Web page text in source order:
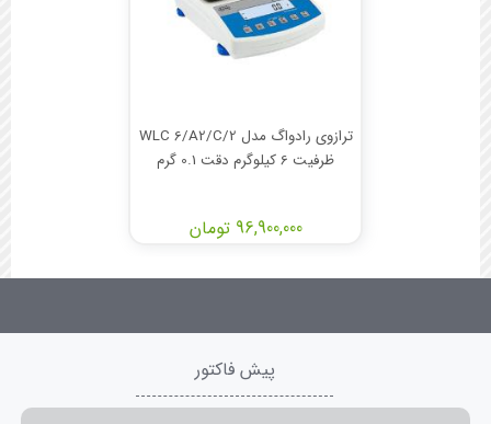
ترازوی رادواگ مدل WLC 6/A2/C/2
ظرفیت 6 کیلوگرم دقت 0.1 گرم
96,900,000 تومان
پیش فاکتور